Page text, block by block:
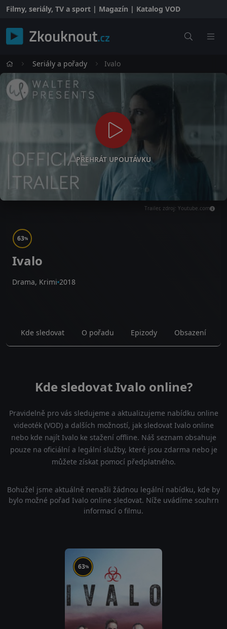
Filmy, seriály, TV a sport | Magazín | Katalog VOD
Seriály a pořady Ivalo
PŘEHRÁT UPOUTÁVKU
Trailer, zdroj: Youtube.com
63%
Ivalo
Drama, Krimi 2018
Kde sledovat O pořadu Epizody Obsazení
Kde sledovat Ivalo online?
Pravidelně pro vás sledujeme a aktualizujeme nabídku online
videoték (VOD) a dalších možností, jak sledovat Ivalo online
nebo kde najít Ivalo ke stažení offline. Náš seznam obsahuje
pouze na oficiální a legální služby, které jsou zdarma nebo je
můžete získat pomocí předplatného.
Bohužel jsme aktuálně nenašli žádnou legální nabídku, kde by
bylo možné pořad Ivalo online sledovat. Níže uvádíme souhrn
informací o filmu.
63%